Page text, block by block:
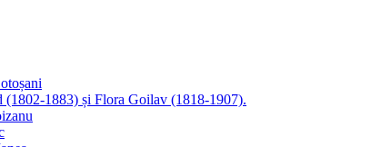
1883) și Flora Goilav (1818-1907).